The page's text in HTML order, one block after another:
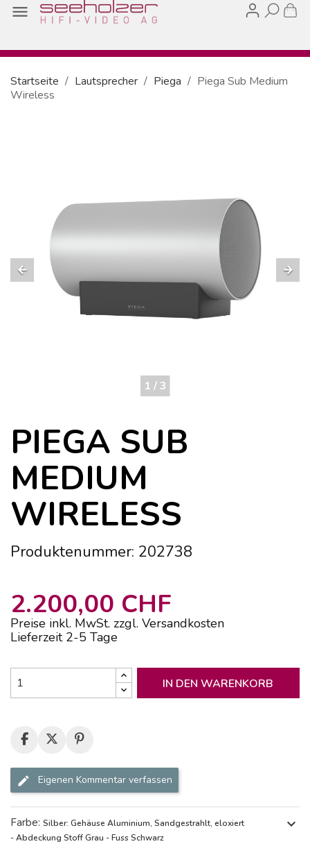

Startseite Lautsprecher Piega
Piega Sub Medium
Wireless
1 / 3
arrow_back arrow_forward
PIEGA SUB
MEDIUM
WIRELESS
Produktenummer: 202738
2.200,00 CHF
Preise inkl. MwSt. zzgl. Versandkosten
Lieferzeit 2-5 Tage
IN DEN WARENKORB
Eigenen Kommentar verfassen
Farbe: Silber: Gehäuse Aluminium, Sandgestrahlt, eloxiert
- Abdeckung Stoff Grau - Fuss Schwarz
expand_more